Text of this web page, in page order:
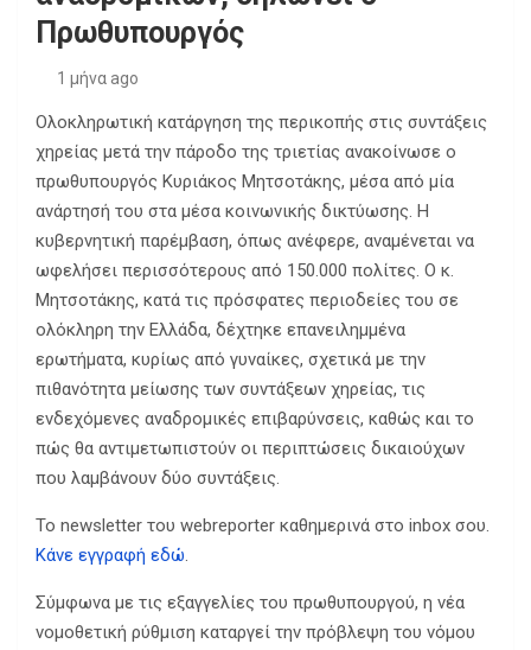
Πρωθυπουργός
1 μήνα ago
Ολοκληρωτική κατάργηση της περικοπής στις συντάξεις
χηρείας μετά την πάροδο της τριετίας ανακοίνωσε ο
πρωθυπουργός Κυριάκος Μητσοτάκης, μέσα από μία
ανάρτησή του στα μέσα κοινωνικής δικτύωσης. Η
κυβερνητική παρέμβαση, όπως ανέφερε, αναμένεται να
ωφελήσει περισσότερους από 150.000 πολίτες. Ο κ.
Μητσοτάκης, κατά τις πρόσφατες περιοδείες του σε
ολόκληρη την Ελλάδα, δέχτηκε επανειλημμένα
ερωτήματα, κυρίως από γυναίκες, σχετικά με την
πιθανότητα μείωσης των συντάξεων χηρείας, τις
ενδεχόμενες αναδρομικές επιβαρύνσεις, καθώς και το
πώς θα αντιμετωπιστούν οι περιπτώσεις δικαιούχων
που λαμβάνουν δύο συντάξεις.
Το newsletter του webreporter καθημερινά στο inbox σου.
Κάνε εγγραφή εδώ.
Σύμφωνα με τις εξαγγελίες του πρωθυπουργού, η νέα
νομοθετική ρύθμιση καταργεί την πρόβλεψη του νόμου